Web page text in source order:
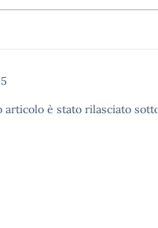
è stato rilasciato